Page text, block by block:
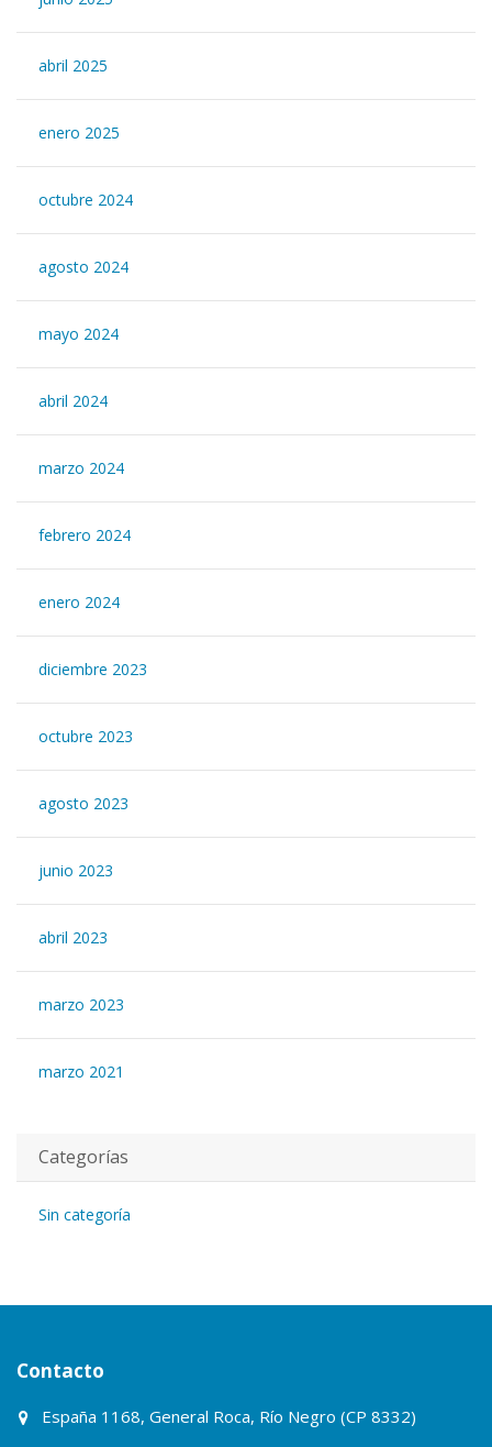
abril 2025
enero 2025
octubre 2024
agosto 2024
mayo 2024
abril 2024
marzo 2024
febrero 2024
enero 2024
diciembre 2023
octubre 2023
agosto 2023
junio 2023
abril 2023
marzo 2023
marzo 2021
Categorías
Sin categoría
Contacto
España 1168, General Roca, Río Negro (CP 8332)